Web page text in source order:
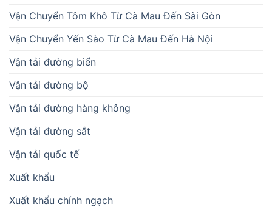
Vận Chuyển Tôm Khô Từ Cà Mau Đến Sài Gòn
Vận Chuyển Yến Sào Từ Cà Mau Đến Hà Nội
Vận tải đường biển
Vận tải đường bộ
Vận tải đường hàng không
Vận tải đường sắt
Vận tải quốc tế
Xuất khẩu
Xuất khẩu chính ngạch